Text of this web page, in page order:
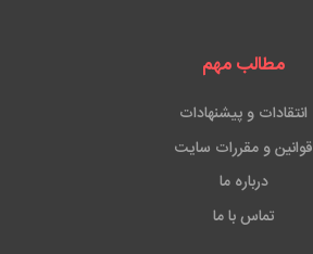
مطالب مهم
انتقادات و پیشنهادات
قوانین و مقررات سایت
درباره ما
تماس با ما